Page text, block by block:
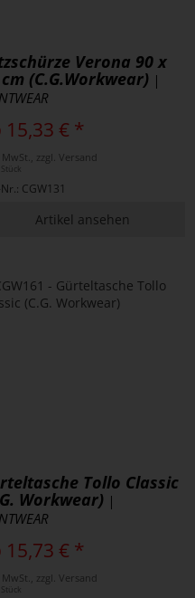
Verona 90 x
(C.G.Workwear) |
15,33 € *
MwSt., zzgl. Versand
CGW131
Artikel ansehen
Tollo Classic
Workwear) |
15,73 € *
MwSt., zzgl. Versand